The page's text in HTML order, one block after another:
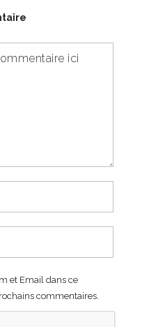
et Email dans ce
commentaires.